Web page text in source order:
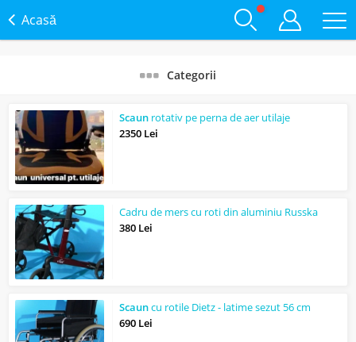
Acasă
Categorii
Scaun rotativ pe perna de aer utilaje
2350 Lei
Cadru de mers cu roti din aluminiu Russka
380 Lei
Scauncu rotile Dietz - latime sezut 56 cm
690 Lei